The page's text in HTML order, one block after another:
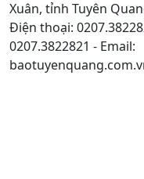
Xuân, tỉnh Tuyên
Điện thoại:
0207.3822821 - Email: